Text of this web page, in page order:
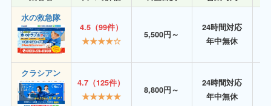
水の救急隊
4.5（99件）
★★★★☆
5,500円～
24時間対応
年中無休
クラシアン
4.7（125件）
★★★★★
8,800円～
24時間対応
年中無休